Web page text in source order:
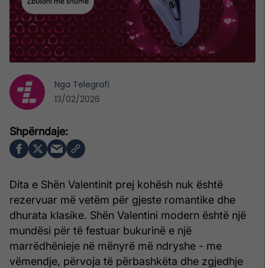
Dita e Shën Valentinit prej kohësh nuk është
rezervuar më vetëm për gjeste romantike dhe
dhurata klasike. Shën Valentini modern është një
mundësi për të festuar bukurinë e një
marrëdhënieje në mënyrë më ndryshe - me
vëmendje, përvoja të përbashkëta dhe zgjedhje
Nga Telegrafi
13/02/2026